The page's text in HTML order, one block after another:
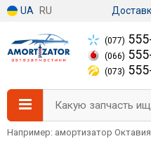
UA RU
(077)
(066)
(073)
Какую запчасть
Например: амортизатор